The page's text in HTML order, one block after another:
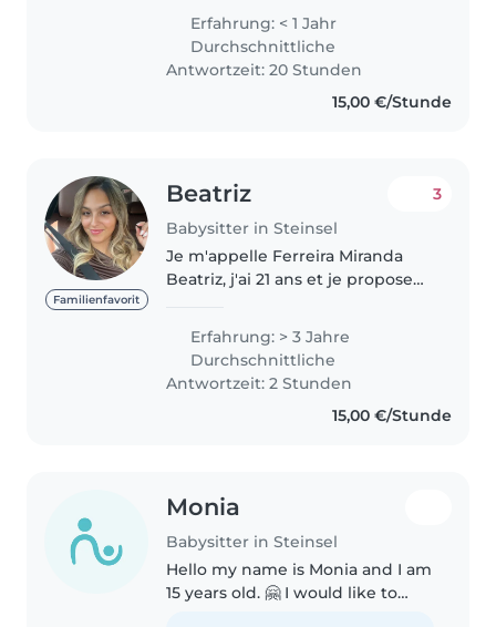
responsible, patient, and
cheerful. I enjoy playing, reading
stories, and helping with
homework if..
Erfahrung: < 1 Jahr
Durchschnittliche
Antwortzeit: 20 Stunden
15,00 €/Stunde
Familienfavorit
Beatriz
Babysitter in Steinsel
3
Je m'appelle Ferreira Miranda
Beatriz, j'ai 21 ans et je propose
sérieux, bienveillance et
responsabilité. Titulaire d'un
diplôme d'aide-éducateur,..
Erfahrung: > 3 Jahre
Durchschnittliche
Antwortzeit: 2 Stunden
15,00 €/Stunde
Monia
Babysitter in Steinsel
Hello my name is Monia and I am
15 years old. 🤗 I would like to